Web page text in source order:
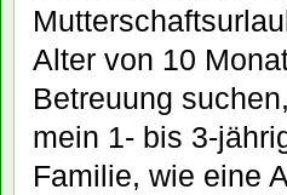
Alter von 10
Betreuung
mein 1- bis 3-
Familie, wie eine